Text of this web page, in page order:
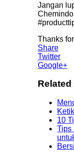
Jangan
Thanks
Share
Twitter
Google+
10
Tips